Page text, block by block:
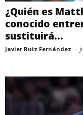
¿Quién es
conocido
sustituirá...
Javier Ruiz Fernández -